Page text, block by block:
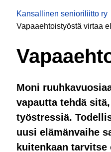
Kansallinen senioriliitto ry
Vapaaehtoistyöstä virtaa
Moni
vapautta tehdä
työstressiä.
uusi elämänvaihe
kuitenkaan tarvitse